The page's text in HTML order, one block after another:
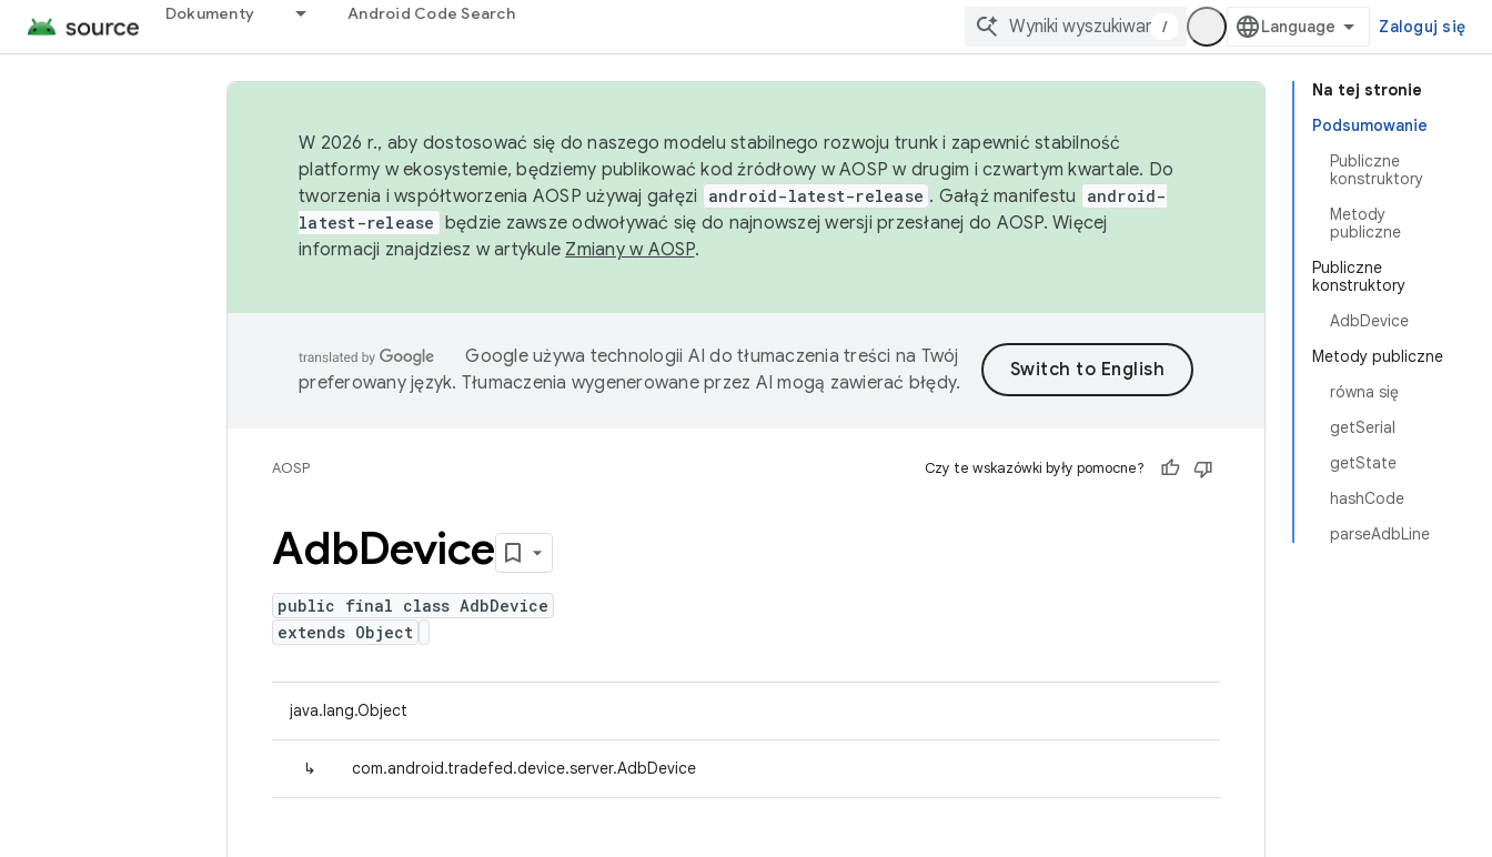
Dokumenty Android Code Search
/ Zaloguj się
Na tej stronie
Podsumowanie
Publiczne
konstruktory
Metody
publiczne
Publiczne
konstruktory
AdbDevice
Metody publiczne
równa się
getSerial
getState
hashCode
parseAdbLine
W 2026 r., aby dostosować się do naszego modelu stabilnego rozwoju trunk i zapewnić stabilność
platformy w ekosystemie, będziemy publikować kod źródłowy w AOSP w drugim i czwartym kwartale. Do
tworzenia i współtworzenia AOSP używaj gałęzi
android-latest-release . Gałąź manifestu
android-
latest-release będzie zawsze odwoływać się do najnowszej wersji przesłanej do AOSP. Więcej
informacji znajdziesz w artykule Zmiany w AOSP.
Google używa technologii AI do tłumaczenia treści na Twój
preferowany język. Tłumaczenia wygenerowane przez AI mogą zawierać błędy.
AOSP Czy te wskazówki były pomocne?
AdbDevice
public final class AdbDevice
extends Object
java.lang.Object
↳ com.android.tradefed.device.server.AdbDevice